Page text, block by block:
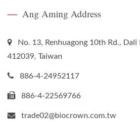
Ang Aming Address
No. 13, Renhuagong 10th Rd., Dali
412039, Taiwan
886-4-24952117
886-4-22569766
trade02@biocrown.com.tw